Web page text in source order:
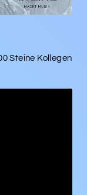
Steine Kollegen